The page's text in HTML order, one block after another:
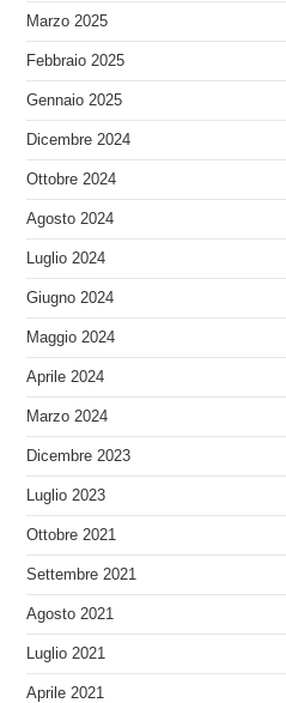
Marzo 2025
Febbraio 2025
Gennaio 2025
Dicembre 2024
Ottobre 2024
Agosto 2024
Luglio 2024
Giugno 2024
Maggio 2024
Aprile 2024
Marzo 2024
Dicembre 2023
Luglio 2023
Ottobre 2021
Settembre 2021
Agosto 2021
Luglio 2021
Aprile 2021